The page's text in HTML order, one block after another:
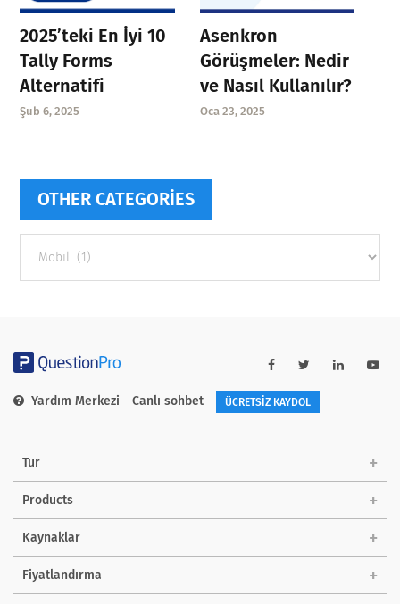
2025’teki En İyi 10
Tally Forms
Alternatifi
Şub 6, 2025
Asenkron
Görüşmeler: Nedir
ve Nasıl Kullanılır?
Oca 23, 2025
OTHER CATEGORIES
categories
Yardım Merkezi Canlı sohbet ÜCRETSİZ KAYDOL
Tur
Products
Kaynaklar
Fiyatlandırma